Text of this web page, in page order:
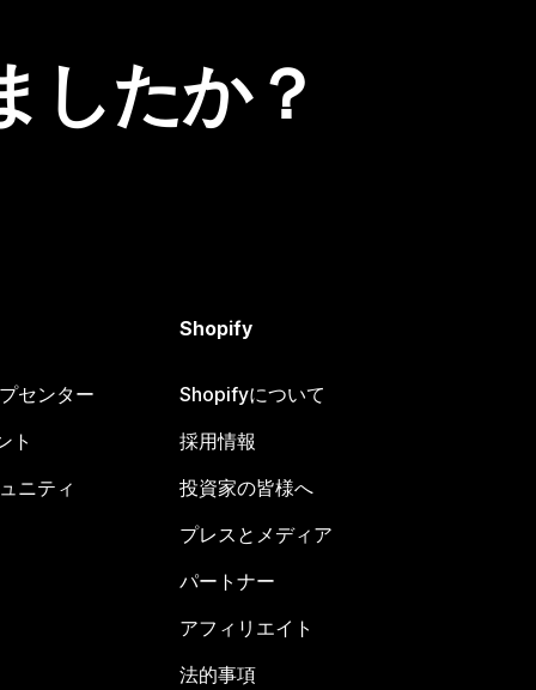
したか？
センター
ト
ニティ
Shopify
Shopifyについて
採用情報
投資家の皆様へ
プレスとメディア
パートナー
アフィリエイト
法的事項